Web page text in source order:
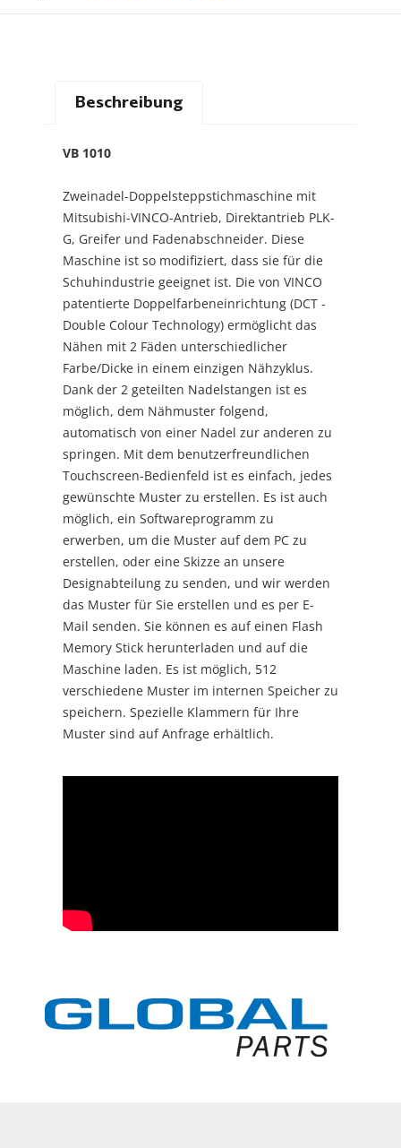
Beschreibung
VB 1010
Zweinadel-Doppelsteppstichmaschine mit
Mitsubishi-VINCO-Antrieb, Direktantrieb PLK-
G, Greifer und Fadenabschneider. Diese
Maschine ist so modifiziert, dass sie für die
Schuhindustrie geeignet ist. Die von VINCO
patentierte Doppelfarbeneinrichtung (DCT -
Double Colour Technology) ermöglicht das
Nähen mit 2 Fäden unterschiedlicher
Farbe/Dicke in einem einzigen Nähzyklus.
Dank der 2 geteilten Nadelstangen ist es
möglich, dem Nähmuster folgend,
automatisch von einer Nadel zur anderen zu
springen. Mit dem benutzerfreundlichen
Touchscreen-Bedienfeld ist es einfach, jedes
gewünschte Muster zu erstellen. Es ist auch
möglich, ein Softwareprogramm zu
erwerben, um die Muster auf dem PC zu
erstellen, oder eine Skizze an unsere
Designabteilung zu senden, und wir werden
das Muster für Sie erstellen und es per E-
Mail senden. Sie können es auf einen Flash
Memory Stick herunterladen und auf die
Maschine laden. Es ist möglich, 512
verschiedene Muster im internen Speicher zu
speichern. Spezielle Klammern für Ihre
Muster sind auf Anfrage erhältlich.